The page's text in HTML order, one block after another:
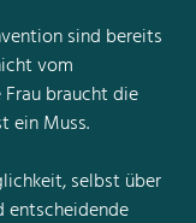
sind bereits
vom
braucht die
ein Muss.
selbst über
entscheidende